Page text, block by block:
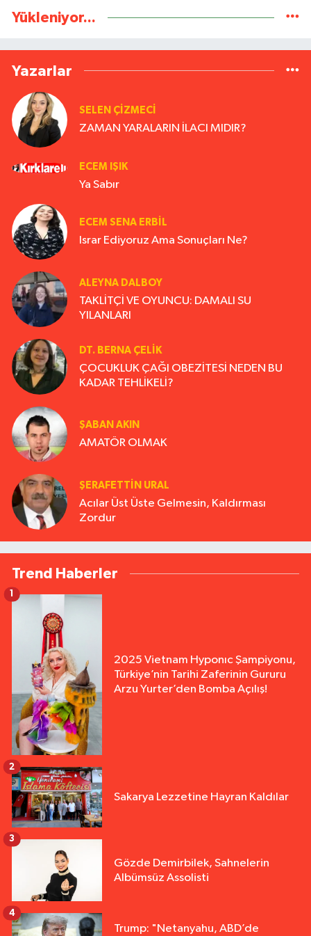
Yükleniyor...
Yazarlar
SELEN ÇİZMECİ
ZAMAN YARALARIN İLACI MIDIR?
ECEM IŞIK
Ya Sabır
ECEM SENA ERBIL
Israr Ediyoruz Ama Sonuçları Ne?
ALEYNA DALBOY
TAKLİTÇİ VE OYUNCU: DAMALI SU
YILANLARI
DT. BERNA ÇELIK
ÇOCUKLUK ÇAĞI OBEZİTESİ NEDEN BU
KADAR TEHLİKELİ?
ŞABAN AKIN
AMATÖR OLMAK
ŞERAFETTIN URAL
Acılar Üst Üste Gelmesin, Kaldırması
Zordur
Trend Haberler
2025 Vietnam Hyponıc Şampiyonu,
Türkiye’nin Tarihi Zaferinin Gururu
Arzu Yurter’den Bomba Açılış!
1
Sakarya Lezzetine Hayran Kaldılar
2
Gözde Demirbilek, Sahnelerin
Albümsüz Assolisti
3
Trump: "Netanyahu, ABD’de
4